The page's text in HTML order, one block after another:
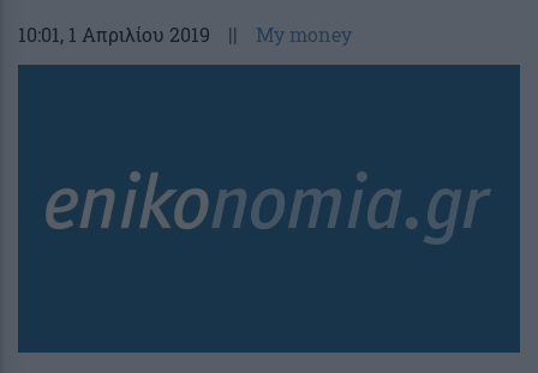
10:01, 1 Απριλίου 2019 || My money